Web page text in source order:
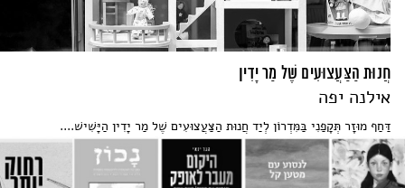
חֲנוּת הַצַּעֲצוּעִים שֶׁל מַר יָדִין
אילנה יפה
דַּחַף מוּזָר תְּקָפַנִי בַּמִּדְרוֹן לְיַד חֲנוּת הַצַּעֲצוּעִים שֶׁל מַר יָדִין הַיָּשִׁישׁ....